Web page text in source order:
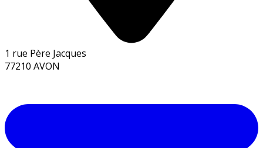
1 rue Père Jacques
77210 AVON